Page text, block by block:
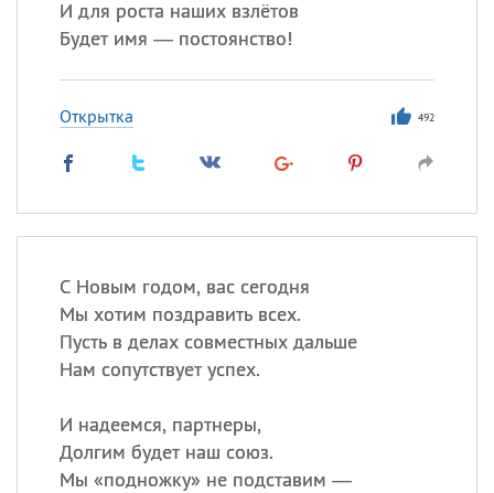
И для роста наших взлётов
Будет имя — постоянство!
Открытка 492
С Новым годом, вас сегодня
Мы хотим поздравить всех.
Пусть в делах совместных дальше
Нам сопутствует успех.
И надеемся, партнеры,
Долгим будет наш союз.
Мы «подножку» не подставим —